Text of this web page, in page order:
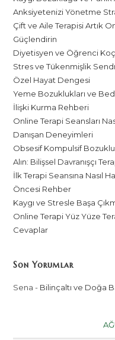
Anksiyetenizi Yönetme
Çift ve Aile Terapisi Artık
Güçlendirin
Diyetisyen ve Öğrenci
Stres ve Tükenmişlik
Özel Hayat Dengesi
Yeme Bozuklukları ve
İlişki Kurma Rehberi
Online Terapi Seansları
Danışan Deneyimleri
Obsesif Kompulsif Bozukluk
Alın: Bilişsel Davranışçı
İlk Terapi Seansına Nasıl
Öncesi Rehber
Kaygı ve Stresle Başa
Online Terapi Yüz Yüze
Cevaplar
Son Yorumlar
Sena - Bilinçaltı ve Doğa